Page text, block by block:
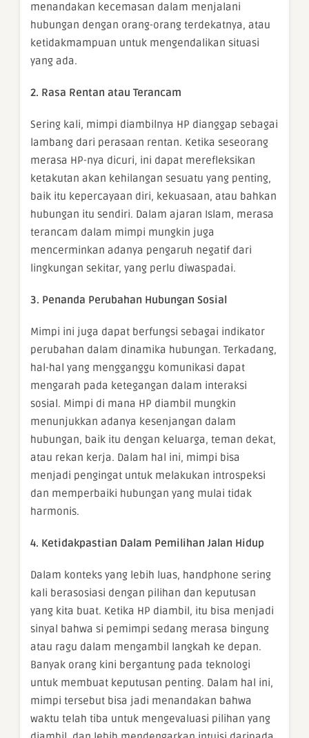
menandakan kecemasan dalam menjalani
hubungan dengan orang-orang terdekatnya, atau
ketidakmampuan untuk mengendalikan situasi
yang ada.
2. Rasa Rentan atau Terancam
Sering kali, mimpi diambilnya HP dianggap sebagai
lambang dari perasaan rentan. Ketika seseorang
merasa HP-nya dicuri, ini dapat merefleksikan
ketakutan akan kehilangan sesuatu yang penting,
baik itu kepercayaan diri, kekuasaan, atau bahkan
hubungan itu sendiri. Dalam ajaran Islam, merasa
terancam dalam mimpi mungkin juga
mencerminkan adanya pengaruh negatif dari
lingkungan sekitar, yang perlu diwaspadai.
3. Penanda Perubahan Hubungan Sosial
Mimpi ini juga dapat berfungsi sebagai indikator
perubahan dalam dinamika hubungan. Terkadang,
hal-hal yang mengganggu komunikasi dapat
mengarah pada ketegangan dalam interaksi
sosial. Mimpi di mana HP diambil mungkin
menunjukkan adanya kesenjangan dalam
hubungan, baik itu dengan keluarga, teman dekat,
atau rekan kerja. Dalam hal ini, mimpi bisa
menjadi pengingat untuk melakukan introspeksi
dan memperbaiki hubungan yang mulai tidak
harmonis.
4. Ketidakpastian Dalam Pemilihan Jalan Hidup
Dalam konteks yang lebih luas, handphone sering
kali berasosiasi dengan pilihan dan keputusan
yang kita buat. Ketika HP diambil, itu bisa menjadi
sinyal bahwa si pemimpi sedang merasa bingung
atau ragu dalam mengambil langkah ke depan.
Banyak orang kini bergantung pada teknologi
untuk membuat keputusan penting. Dalam hal ini,
mimpi tersebut bisa jadi menandakan bahwa
waktu telah tiba untuk mengevaluasi pilihan yang